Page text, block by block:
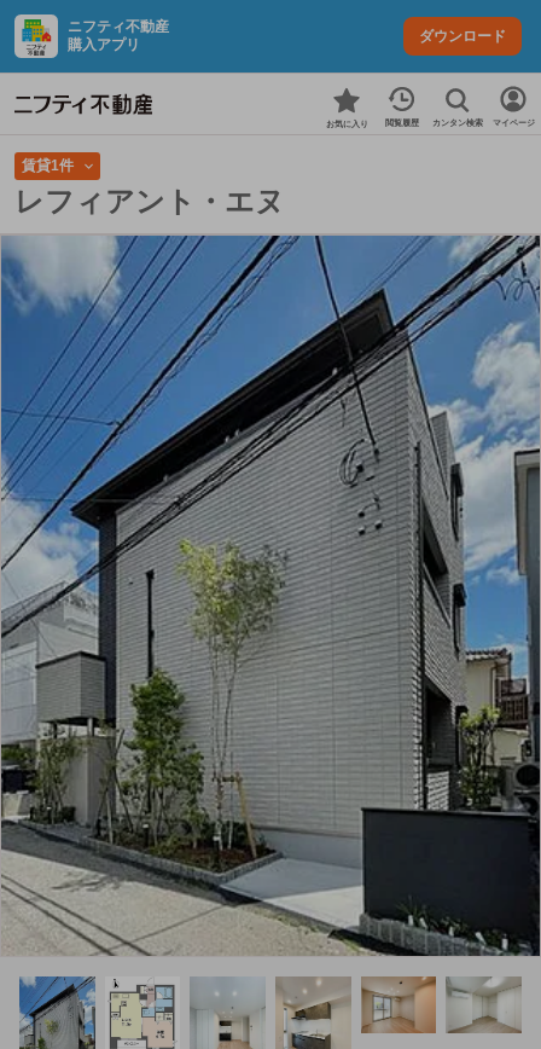
ニフティ不動産
購入アプリ
ダウンロード
お気に入り 閲覧履歴 カンタン検索 マイページ
賃貸1件
レフィアント・エヌ